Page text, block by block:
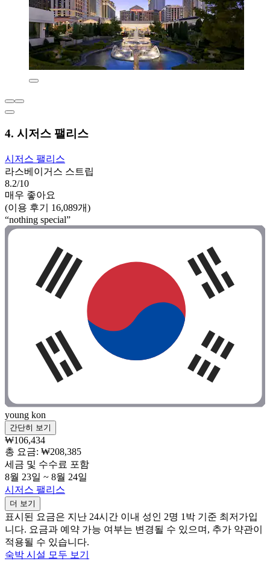
4. 시저스 팰리스
시저스 팰리스
라스베이거스 스트립
8.2/10
매우 좋아요
(이용 후기 16,089개)
“nothing special”
young kon
간단히 보기
₩106,434
총 요금: ₩208,385
세금 및 수수료 포함
8월 23일 ~ 8월 24일
시저스 팰리스
더 보기
표시된 요금은 지난 24시간 이내 성인 2명 1박 기준 최저가입
니다. 요금과 예약 가능 여부는 변경될 수 있으며, 추가 약관이
적용될 수 있습니다.
숙박 시설 모두 보기